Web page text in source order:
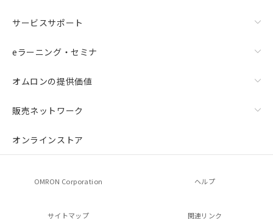
サービスサポート
eラーニング・セミナ
オムロンの提供価値
販売ネットワーク
オンラインストア
OMRON Corporation ヘルプ
サイトマップ 関連リンク